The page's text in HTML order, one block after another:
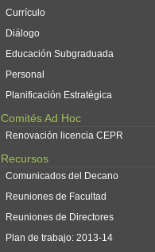
Currículo
Diálogo
Educación Subgraduada
Personal
Planificación Estratégica
Comités Ad Hoc
Renovación licencia CEPR
Recursos
Comunicados del Decano
Reuniones de Facultad
Reuniones de Directores
Plan de trabajo: 2013-14